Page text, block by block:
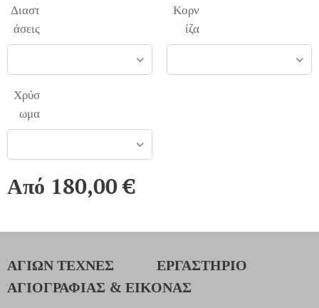
Διαστ
άσεις
Κορν
ίζα
Χρύσ
ωμα
Από 180,00€
ΑΓΙΩΝ ΤΕΧΝΕΣ ΕΡΓΑΣΤΗΡΙΟ
ΑΓΙΟΓΡΑΦΙΑΣ & ΕΙΚΟΝΑΣ